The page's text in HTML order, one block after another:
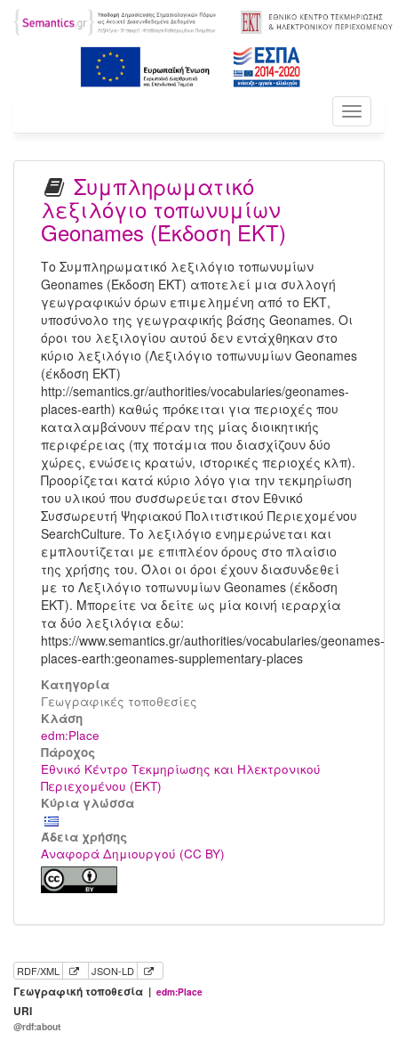
Toggle
Συμπληρωματικό
λεξιλόγιο τοπωνυμίων
Geonames (Έκδοση ΕΚΤ)
Το Συμπληρωματικό λεξιλόγιο τοπωνυμίων
Geonames (Έκδοση ΕΚΤ) αποτελεί μια συλλογή
γεωγραφικών όρων επιμελημένη από το ΕΚΤ,
υποσύνολο της γεωγραφικής βάσης Geonames. Οι
όροι του λεξιλογίου αυτού δεν εντάχθηκαν στο
κύριο λεξιλόγιο (Λεξιλόγιο τοπωνυμίων Geonames
(έκδοση ΕΚΤ)
http://semantics.gr/authorities/vocabularies/geonames-
places-earth) καθώς πρόκειται για περιοχές που
καταλαμβάνουν πέραν της μίας διοικητικής
περιφέρειας (πχ ποτάμια που διασχίζουν δύο
χώρες, ενώσεις κρατών, ιστορικές περιοχές κλπ).
Προορίζεται κατά κύριο λόγο για την τεκμηρίωση
του υλικού που συσσωρεύεται στον Εθνικό
Συσσωρευτή Ψηφιακού Πολιτιστικού Περιεχομένου
SearchCulture. Το λεξιλόγιο ενημερώνεται και
εμπλουτίζεται με επιπλέον όρους στο πλαίσιο
της χρήσης του. Όλοι οι όροι έχουν διασυνδεθεί
με το Λεξιλόγιο τοπωνυμίων Geonames (έκδοση
ΕΚΤ). Μπορείτε να δείτε ως μία κοινή ιεραρχία
τα δύο λεξιλόγια εδω:
https://www.semantics.gr/authorities/vocabularies/geonames-
places-earth:geonames-supplementary-places
Κατηγορία
Γεωγραφικές τοποθεσίες
Kλάση
edm:Place
Πάροχος
Εθνικό Κέντρο Τεκμηρίωσης και Ηλεκτρονικού
Περιεχομένου (ΕΚΤ)
Κύρια γλώσσα
Άδεια χρήσης
Αναφορά Δημιουργού (CC BY)
RDF/XML JSON-LD
Γεωγραφική τοποθεσία | edm:Place
URI
@rdf:about